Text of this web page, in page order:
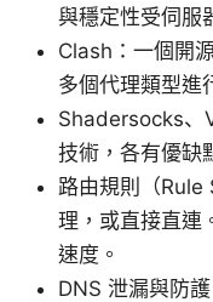
與穩定性受伺服
Clash：一個開
多個代理類型進
Shadersocks、
技術，各有優缺
路由規則（Rule
理，或直接直連
速度。
DNS 泄漏與防